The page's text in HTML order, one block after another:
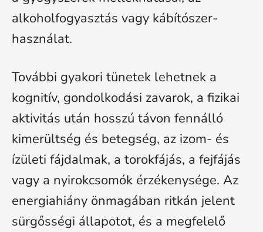
alkoholfogyasztás vagy kábítószer-
használat.
További gyakori tünetek lehetnek a
kognitív, gondolkodási zavarok, a fizikai
aktivitás után hosszú távon fennálló
kimerültség és betegség, az izom- és
ízületi fájdalmak, a torokfájás, a fejfájás
vagy a nyirokcsomók érzékenysége. Az
energiahiány önmagában ritkán jelent
sürgősségi állapotot, és a megfelelő